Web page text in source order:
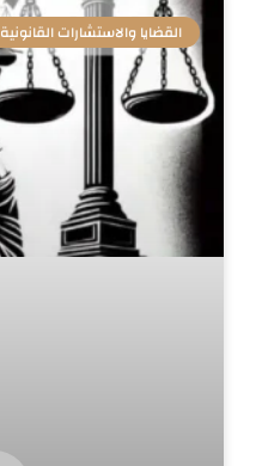
القضايا والاستشارات القانونية